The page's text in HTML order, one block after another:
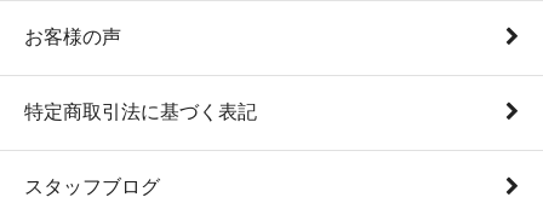
お客様の声
特定商取引法に基づく表記
スタッフブログ